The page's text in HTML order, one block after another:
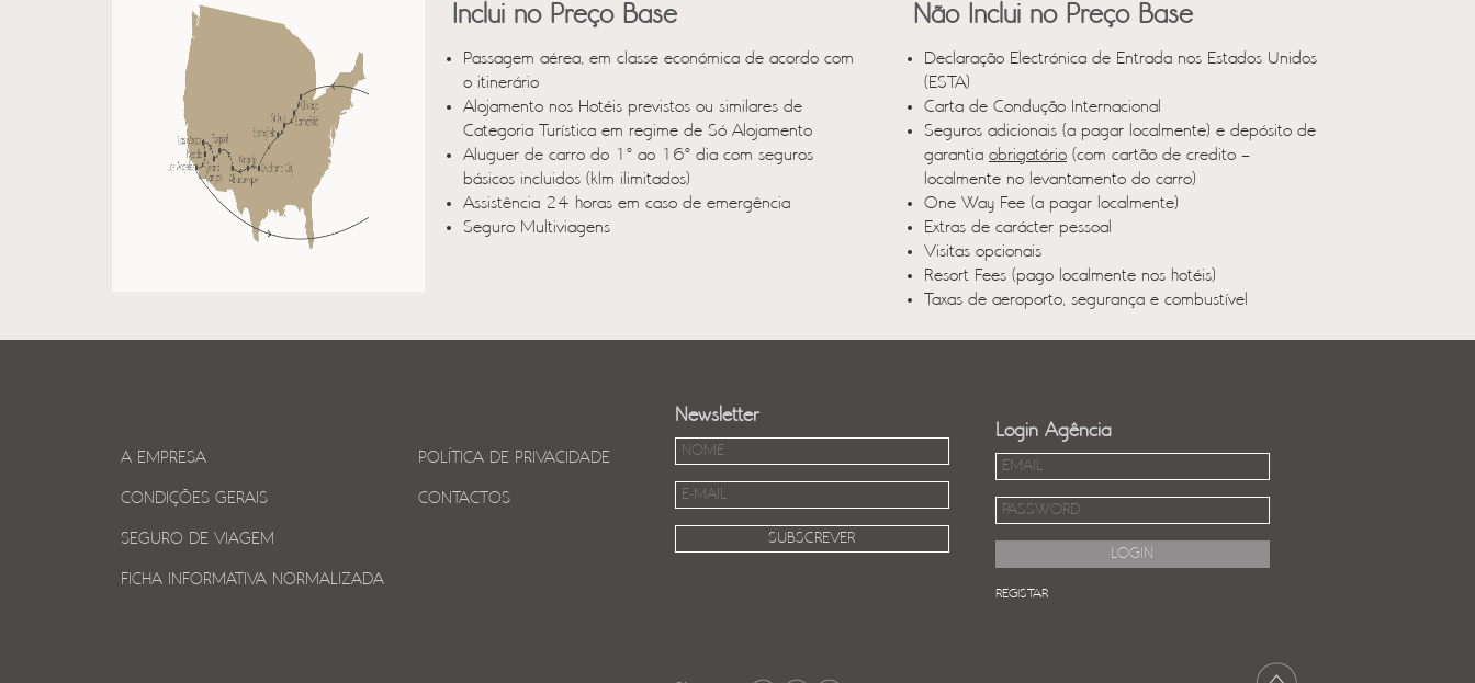
Inclui no Preço Base
Passagem aérea, em classe económica de acordo com
o itinerário
Alojamento nos Hotéis previstos ou similares de
Categoria Turística em regime de Só Alojamento
Aluguer de carro do 1º ao 16º dia com seguros
básicos incluidos (klm ilimitados)
Assistência 24 horas em caso de emergência
Seguro Multiviagens
Não Inclui no Preço Base
Declaração Electrónica de Entrada nos Estados Unidos
(ESTA)
Carta de Condução Internacional
Seguros adicionais (a pagar localmente) e depósito de
garantia obrigatório (com cartão de credito –
localmente no levantamento do carro)
One Way Fee (a pagar localmente)
Extras de carácter pessoal
Visitas opcionais
Resort Fees (pago localmente nos hotéis)
Taxas de aeroporto, segurança e combustível
A EMPRESA
CONDIÇÕES GERAIS
SEGURO DE VIAGEM
FICHA INFORMATIVA NORMALIZADA
POLÍTICA DE PRIVACIDADE
CONTACTOS
Newsletter
Login Agência
REGISTAR